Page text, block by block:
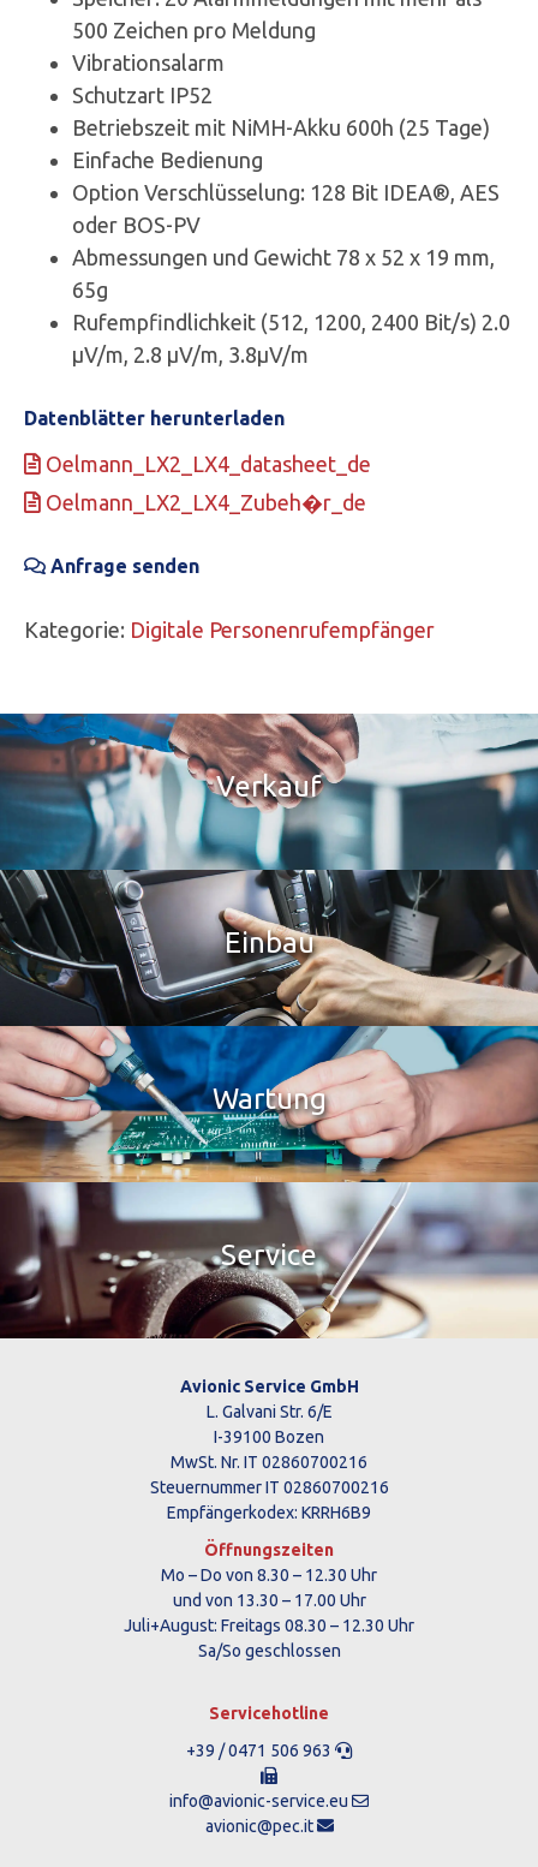
500 Zeichen pro Meldung
Vibrationsalarm
Schutzart IP52
Betriebszeit mit NiMH-Akku 600h (25 Tage)
Einfache Bedienung
Option Verschlüsselung: 128 Bit IDEA®, AES
oder BOS-PV
Abmessungen und Gewicht 78 x 52 x 19 mm,
65g
Rufempfindlichkeit (512, 1200, 2400 Bit/s) 2.0
µV/m, 2.8 µV/m, 3.8µV/m
Datenblätter herunterladen
Oelmann_LX2_LX4_datasheet_de
Oelmann_LX2_LX4_Zubeh�r_de
Anfrage senden
Kategorie: Digitale Personenrufempfänger
Verkauf
Einbau
Wartung
Service
Avionic Service GmbH
L. Galvani Str. 6/E
I-39100 Bozen
MwSt. Nr. IT 02860700216
Steuernummer IT 02860700216
Empfängerkodex: KRRH6B9
Öffnungszeiten
Mo – Do von 8.30 – 12.30 Uhr
und von 13.30 – 17.00 Uhr
Juli+August: Freitags 08.30 – 12.30 Uhr
Sa/So geschlossen
Servicehotline
+39 / 0471 506 963
info@avionic-service.eu
avionic@pec.it